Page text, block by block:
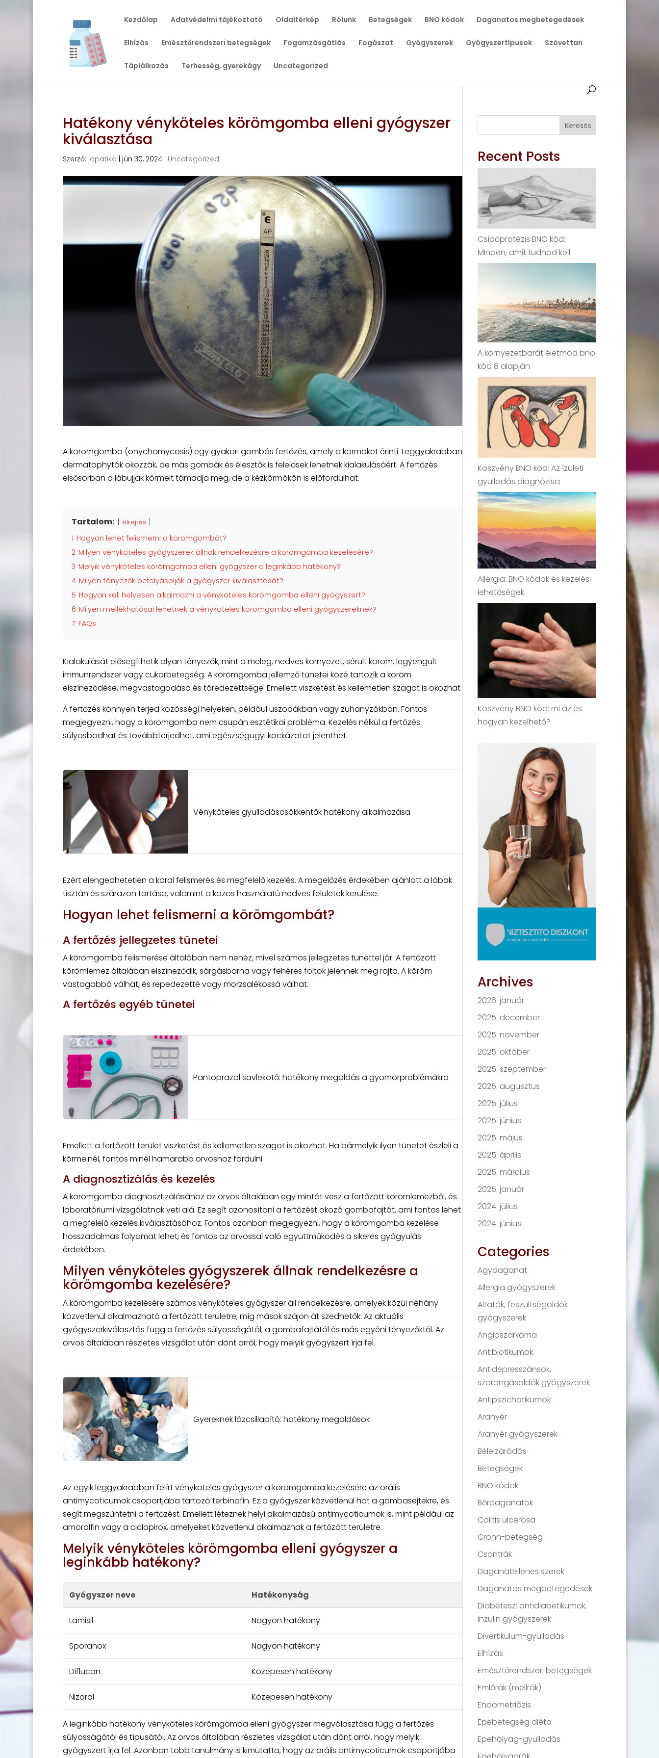
Kezdőlap Adatvédelmi tájékoztató Oldaltérkép Rólunk Betegségek BNO kódok Daganatos megbetegedések
Elhízás Emésztőrendszeri betegségek Fogamzásgátlás Fogászat Gyógyszerek Gyógyszertípusok Szövettan
Táplálkozás Terhesség, gyerekágy Uncategorized
Hatékony vényköteles körömgomba elleni gyógyszer
kiválasztása
Szerző: jopatika jún 30, 2024| Uncategorized
A körömgomba (onychomycosis) egy gyakori gombás fertőzés, amely a körmöket érinti. Leggyakrabban
dermatophyták okozzák, de más gombák és élesztők is felelősek lehetnek kialakulásáért. A fertőzés
elsősorban a lábujjak körmeit támadja meg, de a kézkörmökön is előfordulhat.
Tartalom: elrejtés
1 Hogyan lehet felismerni a körömgombát?
2 Milyen vényköteles gyógyszerek állnak rendelkezésre a körömgomba kezelésére?
3 Melyik vényköteles körömgomba elleni gyógyszer a leginkább hatékony?
4 Milyen tényezők befolyásolják a gyógyszer kiválasztását?
5 Hogyan kell helyesen alkalmazni a vényköteles körömgomba elleni gyógyszert?
6 Milyen mellékhatásai lehetnek a vényköteles körömgomba elleni gyógyszereknek?
7 FAQs
Kialakulását elősegíthetik olyan tényezők, mint a meleg, nedves környezet, sérült köröm, legyengült
immunrendszer vagy cukorbetegség. A körömgomba jellemző tünetei közé tartozik a köröm
elszíneződése, megvastagodása és töredezettsége. Emellett viszketést és kellemetlen szagot is okozhat.
A fertőzés könnyen terjed közösségi helyeken, például uszodákban vagy zuhanyzókban. Fontos
megjegyezni, hogy a körömgomba nem csupán esztétikai probléma. Kezelés nélkül a fertőzés
súlyosbodhat és továbbterjedhet, ami egészségügyi kockázatot jelenthet.
Vényköteles gyulladáscsökkentők hatékony alkalmazása
Ezért elengedhetetlen a korai felismerés és megfelelő kezelés. A megelőzés érdekében ajánlott a lábak
tisztán és szárazon tartása, valamint a közös használatú nedves felületek kerülése.
Hogyan lehet felismerni a körömgombát?
A fertőzés jellegzetes tünetei
A körömgomba felismerése általában nem nehéz, mivel számos jellegzetes tünettel jár. A fertőzött
körömlemez általában elszíneződik, sárgásbarna vagy fehéres foltok jelennek meg rajta. A köröm
vastagabbá válhat, és repedezetté vagy morzsalékossá válhat.
A fertőzés egyéb tünetei
Pantoprazol savlekötő: hatékony megoldás a gyomorproblémákra
Emellett a fertőzött terület viszketést és kellemetlen szagot is okozhat. Ha bármelyik ilyen tünetet észleli a
körmeinél, fontos minél hamarabb orvoshoz fordulni.
A diagnosztizálás és kezelés
A körömgomba diagnosztizálásához az orvos általában egy mintát vesz a fertőzött körömlemezből, és
laboratóriumi vizsgálatnak veti alá. Ez segít azonosítani a fertőzést okozó gombafajtát, ami fontos lehet
a megfelelő kezelés kiválasztásához. Fontos azonban megjegyezni, hogy a körömgomba kezelése
hosszadalmas folyamat lehet, és fontos az orvossal való együttműködés a sikeres gyógyulás
érdekében.
Milyen vényköteles gyógyszerek állnak rendelkezésre a
körömgomba kezelésére?
A körömgomba kezelésére számos vényköteles gyógyszer áll rendelkezésre, amelyek közül néhány
közvetlenül alkalmazható a fertőzött területre, míg mások szájon át szedhetők. Az aktuális
gyógyszerkiválasztás függ a fertőzés súlyosságától, a gombafajtától és más egyéni tényezőktől. Az
orvos általában részletes vizsgálat után dönt arról, hogy melyik gyógyszert írja fel.
Gyereknek lázcsillapító: hatékony megoldások
Az egyik leggyakrabban felírt vényköteles gyógyszer a körömgomba kezelésére az orális
antimycoticumok csoportjába tartozó terbinafin. Ez a gyógyszer közvetlenül hat a gombasejtekre, és
segít megszüntetni a fertőzést. Emellett léteznek helyi alkalmazású antimycoticumok is, mint például az
amorolfin vagy a ciclopirox, amelyeket közvetlenül alkalmaznak a fertőzött területre.
Melyik vényköteles körömgomba elleni gyógyszer a
leginkább hatékony?
Gyógyszer neve Hatékonyság
Lamisil Nagyon hatékony
Sporanox Nagyon hatékony
Diflucan Közepesen hatékony
Nizoral Közepesen hatékony
A leginkább hatékony vényköteles körömgomba elleni gyógyszer megválasztása függ a fertőzés
súlyosságától és típusától. Az orvos általában részletes vizsgálat után dönt arról, hogy melyik
gyógyszert írja fel. Azonban több tanulmány is kimutatta, hogy az orális antimycoticumok csoportjába
Keresés
Recent Posts
Csípőprotézis BNO kód:
Minden, amit tudnod kell
A környezetbarát életmód bno
kód 8 alapján
Köszvény BNO kód: Az ízületi
gyulladás diagnózisa
Allergia: BNO kódok és kezelési
lehetőségek
Köszvény BNO kód: mi az és
hogyan kezelhető?
Archives
2026. január
2025. december
2025. november
2025. október
2025. szeptember
2025. augusztus
2025. július
2025. június
2025. május
2025. április
2025. március
2025. január
2024. július
2024. június
Categories
Agydaganat
Allergia gyógyszerek
Altatók, feszültségoldók
gyógyszerek
Angioszarkóma
Antibiotikumok
Antidepresszánsok,
szorongásoldók gyógyszerek
Antipszichotikumok
Aranyér
Aranyér gyógyszerek
Bélelzáródás
Betegségek
BNO kódok
Bőrdaganatok
Colitis ulcerosa
Crohn-betegség
Csontrák
Daganatellenes szerek
Daganatos megbetegedések
Diabétesz: antidiabetikumok,
inzulin gyógyszerek
Divertikulum-gyulladás
Elhízás
Emésztőrendszeri betegségek
Emlőrák (mellrák)
Endometriózis
Epebetegség diéta
Epehólyag-gyulladás